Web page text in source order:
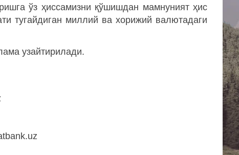
ўз ҳиссамизни қўшишдан мамнуният ҳис
тугайдиган миллий ва хорижий валютадаги
узайтирилади.